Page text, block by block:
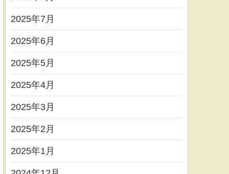
2025年7月
2025年6月
2025年5月
2025年4月
2025年3月
2025年2月
2025年1月